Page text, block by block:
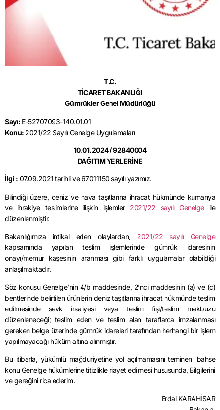
T.C.
TİCARET BAKANLIĞI
Gümrükler Genel Müdürlüğü
Sayı: E-52707093-140.01.01
Konu: 2021/22 Sayılı Genelge Uygulamaları
10.01.2024 / 92840004
DAĞITIM YERLERİNE
İlgi : 07.09.2021 tarihli ve 67011150 sayılı yazımız.
Bilindiği üzere, deniz ve hava taşıtlarına ihracat hükmünde kumanya
ve ihrakiye teslimlerine ilişkin işlemler 2021/22 sayılı Genelgeile
düzenlenmiştir.
Bakanlığımıza intikal eden olaylardan, 2021/22 sayılı Genelge
kapsamında yapılan teslim işlemlerinde gümrük idaresinin
onayı/memur kaşesinin aranması gibi farklı uygulamalar olabildiği
anlaşılmaktadır.
Söz konusu Genelge’nin 4/b maddesinde, 2’nci maddesinin (a) ve (c)
bentlerinde belirtilen ürünlerin deniz taşıtlarına ihracat hükmünde teslim
edilmesinde sevk irsaliyesi veya teslim fişi/teslim makbuzu
düzenleneceği; teslim eden ve teslim alan taraflarca imzalanması
gereken belge üzerinde gümrük idareleri tarafından herhangi bir işlem
yapılmayacağı hüküm altına alınmıştır.
Bu itibarla, yükümlü mağduriyetine yol açılmamasını teminen, bahse
konu Genelge hükümlerine titizlikle riayet edilmesi hususunda, Bilgilerini
ve gereğini rica ederim.
Erdal KARAHİSAR